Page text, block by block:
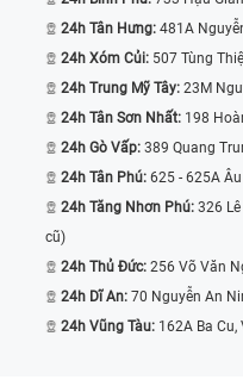
24h Tân Hưng: 481A
24h Xóm Củi: 507 Tùng
24h Trung Mỹ Tây: 23M
24h Tân Sơn Nhất: 198
24h Gò Vấp: 389 Quang
24h Tân Phú: 625 - 625A
24h Tăng Nhơn Phú: 326
cũ)
24h Thủ Đức: 256 Võ Văn
24h Dĩ An: 70 Nguyễn An
24h Vũng Tàu: 162A Ba Cu,